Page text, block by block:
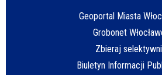
Geoportal Miasta
Grobonet
Zbieraj
Biuletyn Informacji